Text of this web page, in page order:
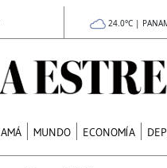
24.0°C |
MUNDO ECONOMÍA